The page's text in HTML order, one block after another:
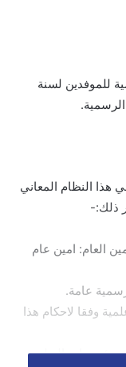
للموفدين لسنة
هذا النظام المعاني
ذلك:-
العام: امين عام
عامة.
وفقا لاحكام هذا
من مؤسسات التعليم